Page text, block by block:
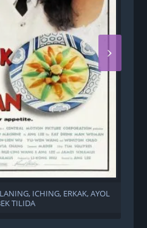
ICHING, ERKAK, AYOL
TILIDA